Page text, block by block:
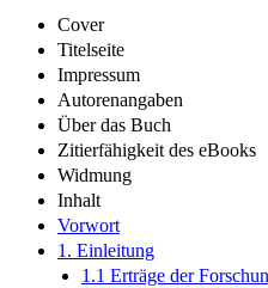
Cover
Titelseite
Impressum
Autorenangaben
Über das Buch
Zitierfähigkeit des eBooks
Widmung
Inhalt
Vorwort
1. Einleitung
1.1 Erträge der